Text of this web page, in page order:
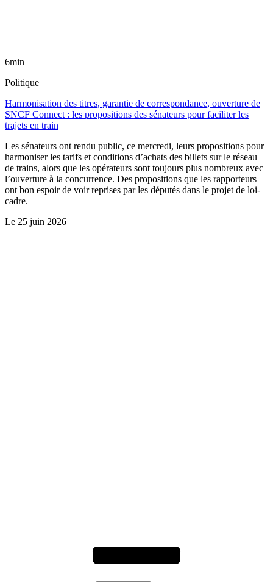
6min
Politique
Harmonisation des titres, garantie de correspondance, ouverture de
SNCF Connect : les propositions des sénateurs pour faciliter les
trajets en train
Les sénateurs ont rendu public, ce mercredi, leurs propositions pour
harmoniser les tarifs et conditions d’achats des billets sur le réseau
de trains, alors que les opérateurs sont toujours plus nombreux avec
l’ouverture à la concurrence. Des propositions que les rapporteurs
ont bon espoir de voir reprises par les députés dans le projet de loi-
cadre.
Le 25 juin 2026